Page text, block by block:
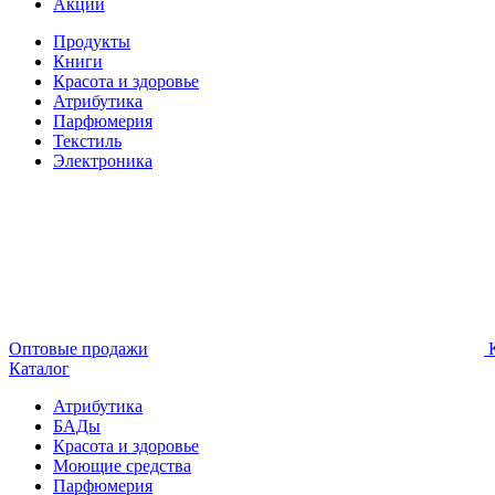
Акции
Продукты
Книги
Красота и здоровье
Атрибутика
Парфюмерия
Текстиль
Электроника
Оптовые продажи
Каталог
Атрибутика
БАДы
Красота и здоровье
Моющие средства
Парфюмерия